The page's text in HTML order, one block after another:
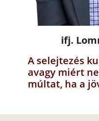
ifj.
A selejtezés
avagy miért
múltat, ha a